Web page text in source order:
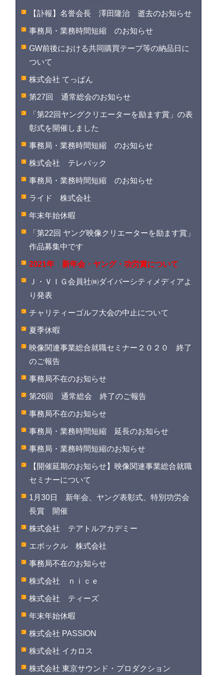
【訃報】名誉会長 澤田隆治 逝去のお知らせ
事務局・業務時間短縮 のお知らせ
GW前後における共同購買テープ等の納品日に
ついて
株式会社 てっぱん
第27回 通常総会のお知らせ
「第22回ヤングクリエーターを励ます賞」の表
彰式を開催しました
事務局・業務時間短縮 のお知らせ
株式会社 テレパック
事務局・業務時間短縮 のお知らせ
ライド 株式会社
年末年始休暇
「第22回 ヤング映像クリエーターを励ます賞」
作品募集中です
2021年 新年会・ヤング・功労賞について
Ｊ・ＶＩＧ会員社㈱ダイバーシティメディアよ
り発表
チャリティーゴルフ大会の中止について
夏季休暇
映像関連事業総合就職セミナー２０２０ 終了
のご報告
事務局不在のお知らせ
第26回 通常総会 終了のご報告
事務局不在のお知らせ
事務局・業務時間短縮 延長のお知らせ
事務局・業務時間短縮のお知らせ
【開催延期のお知らせ】映像関連事業総合就職
セミナーについて
1月30日 新年会、ヤング表彰式、特別功労会
長賞 開催
株式会社 テアトルアカデミー
エポックル 株式会社
事務局不在のお知らせ
株式会社 ｎｉｃｅ
株式会社 ティーズ
年末年始休暇
株式会社 PASSION
株式会社 イカロス
株式会社 東京サウンド・プロダクション